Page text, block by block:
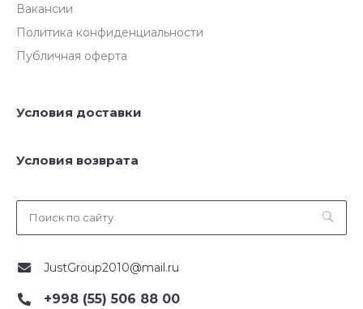
Вакансии
Политика конфиденциальности
Публичная оферта
Условия доставки
Условия возврата
JustGroup2010@mail.ru
+998 (55) 506 88 00